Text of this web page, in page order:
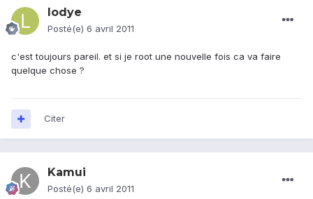
lodye
Posté(e) 6 avril 2011
c'est toujours pareil. et si je root une nouvelle fois ca va faire
quelque chose ?
Citer
Kamui
Posté(e) 6 avril 2011